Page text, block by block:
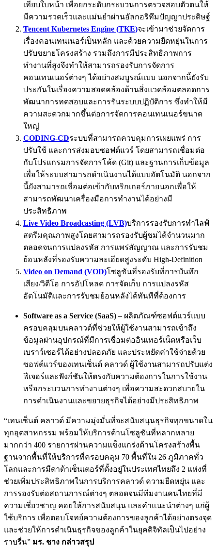
เทียบใบหน้า เพื่อยกระดับกระบวนการตรวจสอบตัวตนให้
มีความรวดเร็วและแม่นยำผ่านอัลกอริทึมปัญญาประดิษฐ์
Tencent Kubernetes Engine (TKE)จะเข้ามาช่วยจัดการ
เรื่องคอนเทนเนอร์เป็นหลัก และด้วยความยืดหยุ่นในการ
ปรับขยายโครงสร้าง รวมถึงการมีประสิทธิภาพการ
ทำงานที่สูงจึงทำให้สามารถรองรับการจัดการ
คอนเทนเนอร์ต่างๆ ได้อย่างสมบูรณ์แบบ นอกจากนี้ยังรับ
ประกันในเรื่องความสอดคล้องด้านสิ่งแวดล้อมตลอดการ
พัฒนาการทดสอบและการรันระบบปฏิบัติการ ซึ่งทำให้มี
ความสะดวกมากขึ้นต่อการจัดการคอนเทนเนอร์ขนาด
ใหญ่
CODING-CDระบบที่สามารถควบคุมการเผยแพร่ การ
ปรับใช้ และการส่งมอบซอฟต์แวร์ โดยสามารถเชื่อมต่อ
กับโปรแกรมการจัดการโค้ด (Git) และฐานการเก็บข้อมูล
เพื่อให้ระบบสามารถดำเนินงานได้แบบอัตโนมัติ นอกจาก
นี้ยังสามารถเชื่อมต่อเข้ากับทริกเกอร์ภายนอกเพื่อให้
สามารถพัฒนาเครื่องมือการทำงานได้อย่างมี
ประสิทธิภาพ
Live Video Broadcasting (LVB)บริการรองรับการทำไลฟ์
สตรีมคุณภาพสูงโดยสามารถรองรับผู้ชมได้จำนวนมาก
ตลอดจนการแปลงรหัส การแพร่สัญญาณ และการรับชม
ย้อนหลังที่รองรับความละเอียดสูงระดับ High-Definition
Video on Demand (VOD)โซลูชันที่รองรับที่การบันทึก
เสียง/วิดีโอ การอัปโหลด การจัดเก็บ การแปลงรหัส
อัตโนมัติและการรับชมย้อนหลังได้ทันทีที่ต้องการ
Software as a Service (SaaS) – ผลิตภัณฑ์ซอฟต์แวร์แบบ
ครอบคลุมบนคลาวด์ที่ช่วยให้ผู้ใช้งานสามารถเข้าถึง
ข้อมูลผ่านอุปกรณ์ที่มีการเชื่อมต่ออินเทอร์เน็ตหรือเว็บ
เบราว์เซอร์ได้อย่างปลอดภัย และประหยัดค่าใช้จ่ายด้วย
ซอฟต์แวร์ของเทนเซ็นต์ คลาวด์ ผู้ใช้งานสามารถปรับแต่ง
ฟีเจอร์และฟังก์ชันให้ตรงกับความต้องการในการใช้งาน
หรือกระบวนการทำงานต่างๆ เพื่อความสะดวกสบายใน
การดำเนินงานและขยายธุรกิจได้อย่างมีประสิทธิภาพ
“เทนเซ็นต์ คลาวด์ มีความมุ่งมั่นที่จะสนับสนุนธุรกิจทุกขนาดใน
ทุกอุตสาหกรรม พร้อมให้บริการด้านโซลูชันที่หลากหลาย
มากกว่า 400 รายการผ่านความแข็งแกร่งด้านโครงสร้างพื้น
ฐานจากพื้นที่ให้บริการที่ครอบคลุม 70 พื้นที่ใน 26 ภูมิภาคทั่ว
โลกและการมีดาต้าเซ็นเตอร์ที่ตั้งอยู่ในประเทศไทยถึง 2 แห่งที่
ช่วยเพิ่มประสิทธิภาพในการบริการคลาวด์ ความยืดหยุ่น และ
การรองรับต่อสถานการณ์ต่างๆ ตลอดจนมีทีมงานคนไทยที่มี
ความเชี่ยวชาญ คอยให้การสนับสนุน และคำแนะนำต่างๆ แก่ผู้
ใช้บริการ เพื่อตอบโจทย์ความต้องการของลูกค้าได้อย่างตรงจุด
และช่วยให้การดำเนินธุรกิจของลูกค้าในยุคดิจิทัลเป็นไปอย่าง
ราบรื่น” มร. ชาง กล่าวสรุป